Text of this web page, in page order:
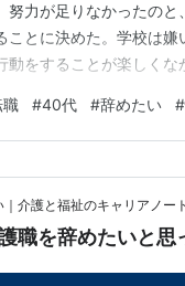
努力が足りなかったの
ことに決めた。学校は
動をすることが楽しく
周りの目も気になって
いときは何度もあった
職 #40代 #辞めたい #
｜介護と福祉のキャリアノート
職を辞めたいと思